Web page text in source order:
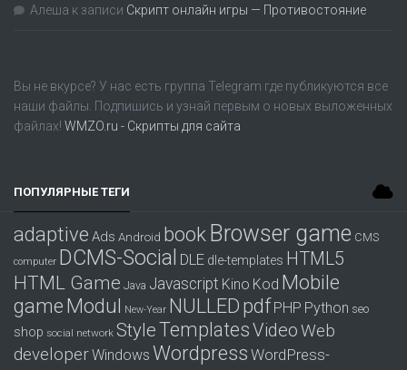
Алеша к записи Скрипт онлайн игры — Противостояние
Вы не вкурсе? У нас есть группа Telegram где публикуются все
наши файлы. Подпишись и узнай первым о новых выложенных
файлах! WMZO.ru - Скрипты для сайта
ПОПУЛЯРНЫЕ ТЕГИ
adaptive Ads Android book Browser game CMS
computer DCMS-Social DLE dle-templates HTML5
HTML Game Java Javascript Kino Kod Mobile
gameModul New-Year NULLED pdf PHP Python seo
shop social network StyleTemplatesVideoWeb
developerWindows Wordpress WordPress-